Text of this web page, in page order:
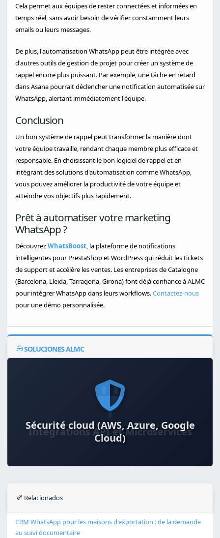
Cela permet aux équipes de rester connectées et informées en
temps réel, sans avoir besoin de vérifier constamment leurs
emails ou leurs messages.
De plus, l'automatisation WhatsApp peut être intégrée avec
d'autres outils de gestion de projet pour créer un système de
rappel encore plus puissant. Par exemple, une tâche en retard
dans Asana pourrait déclencher une notification automatisée sur
WhatsApp, alertant immédiatement l'équipe.
Conclusion
Un bon système de rappel peut transformer la manière dont
votre équipe travaille, rendant chaque membre plus efficace et
responsable. En choisissant le bon logiciel de rappel et en
intégrant des solutions d'automatisation comme WhatsApp,
vous pouvez améliorer la productivité de votre équipe et
atteindre vos objectifs plus rapidement.
Prêt à automatiser votre marketing
WhatsApp ?
DécouvrezWhatsBoost, la plateforme de notifications
intelligentes pour PrestaShop et WordPress qui réduit les tickets
de support et accélère les ventes. Les entreprises de Catalogne
(Barcelona, Lleida, Tarragona, Girona) font déjà confiance à ALMC
pour intégrer WhatsApp dans leurs workflows.Contactez-nous
pour une démo personnalisée.
SOLUCIONES ALMC
Sécurité cloud (AWS, Azure, Google
Cloud)
Relacionados
CRM WhatsApp pour les maisons d'exportation : de la demande
au suivi documentaire